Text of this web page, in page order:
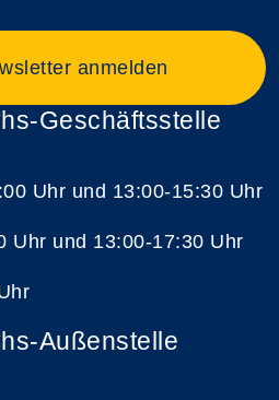
anmelden
Geschäftsstelle
Uhr und 13:00-15:30 Uhr
Uhr und 13:00-17:30 Uhr
Außenstelle